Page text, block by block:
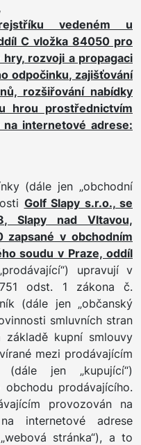
vedeném u
C vložka 84050 pro
rozvoji a propagaci
odpočinku, zajišťování
rozšiřování nabídky
hrou prostřednictvím
internetové adrese:
(dále jen „obchodní
Golf Slapy s.r.o., se
Slapy nad Vltavou,
zapsané v obchodním
soudu v Praze, oddíl
upravují v
odst. 1 zákona č.
(dále jen „občanský
smluvních stran
kupní smlouvy
mezi prodávajícím
jen „kupující“)
prodávajícího.
provozován na
internetové adrese
stránka“), a to